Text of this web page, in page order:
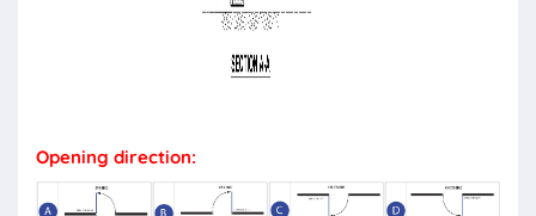
Opening direction: